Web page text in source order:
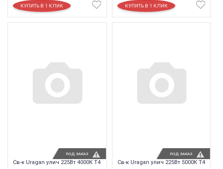
Св-к Uragan улич 225Вт 4000К T4
ПОД ЗАКАЗ
Св-к Uragan улич 225Вт 5000К T4
ПОД ЗАКАЗ